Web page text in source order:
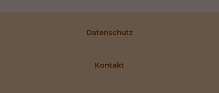
Datenschutz
Kontakt